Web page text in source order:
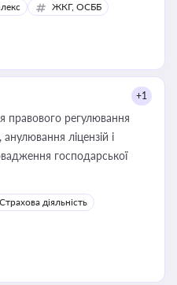
ЖКГ, ОСББ
+1
правового регулювання
ліцензій і
господарської
Страхова діяльність